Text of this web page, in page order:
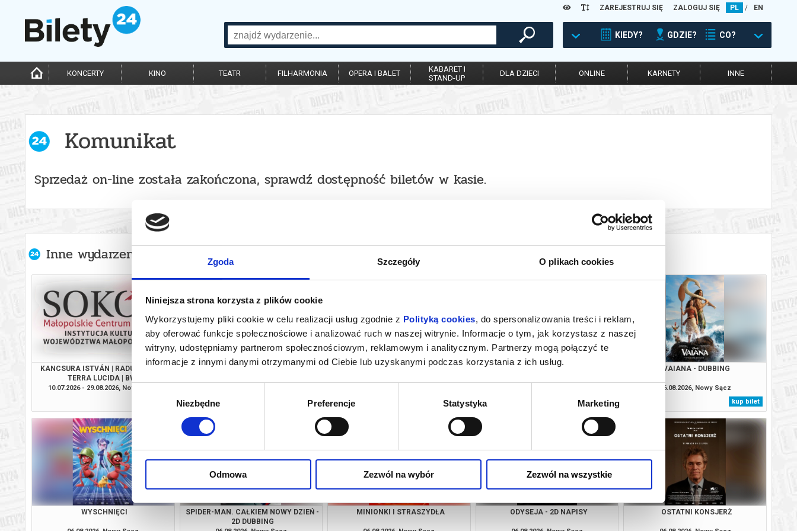
Zgoda Szczegóły O plikach cookies
Niniejsza strona korzysta z plików cookie
Wykorzystujemy pliki cookie w celu realizacji usług zgodnie z Polityką cookies, do spersonalizowania treści i reklam,
aby oferować funkcje społecznościowe i analizować ruch w naszej witrynie. Informacje o tym, jak korzystasz z naszej
witryny, udostępniamy partnerom społecznościowym, reklamowym i analitycznym. Partnerzy mogą połączyć te
informacje z innymi danymi otrzymanymi od Ciebie lub uzyskanymi podczas korzystania z ich usług.
Wybór
Niezbędne Preferencje Statystyka Marketing
Odmowa Zezwól na wybór Zezwól na wszystkie
ZAREJESTRUJ SIĘ ZALOGUJ SIĘ PL / EN
KIEDY? GDZIE? CO?
KONCERTY KINO TEATR FILHARMONIA OPERA I BALET
KABARET I
STAND-UP
DLA DZIECI ONLINE KARNETY INNE
Komunikat
Sprzedaż on-line została zakończona, sprawdź dostępność biletów w kasie.
Inne wydarzenia organizatora
KANCSURA ISTVÁN | RADU ŞERBAN |
TERRA LUCIDA | BWA
10.07.2026 - 29.08.2026, Nowy Sącz
TOY STORY 5
kup bilet
ODYSEJA - 2D NAPISY
kup bilet
EKIPA ZWIERZAKÓW
kup bilet
VAIANA - DUBBING
06.08.2026, Nowy Sącz
kup bilet
WYSCHNIĘCI
SPIDER-MAN. CAŁKIEM NOWY DZIEŃ -
2D DUBBING
MINIONKI I STRASZYDŁA ODYSEJA - 2D NAPISY OSTATNI KONSJERŻ